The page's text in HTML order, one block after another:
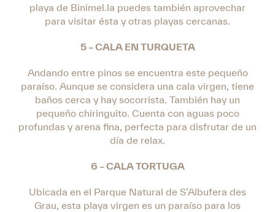
playa de Binimel.la puedes también aprovechar
para visitar ésta y otras playas cercanas.
5 – CALA EN TURQUETA
Andando entre pinos se encuentra este pequeño
paraíso. Aunque se considera una cala virgen, tiene
baños cerca y hay socorrista. También hay un
pequeño chiringuito. Cuenta con aguas poco
profundas y arena fina, perfecta para disfrutar de un
día de relax.
6 – CALA TORTUGA
Ubicada en el Parque Natural de S’Albufera des
Grau, esta playa virgen es un paraíso para los